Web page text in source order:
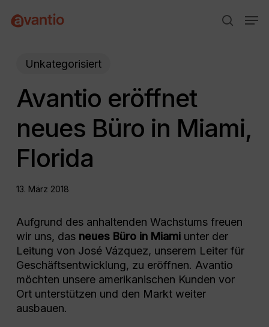
search
Unkategorisiert
Avantio eröffnet
neues Büro in Miami,
Florida
13. März 2018
Aufgrund des anhaltenden Wachstums freuen
wir uns, das neues Büro in Miamiunter der
Leitung von José Vázquez, unserem Leiter für
Geschäftsentwicklung, zu eröffnen. Avantio
möchten unsere amerikanischen Kunden vor
Ort unterstützen und den Markt weiter
ausbauen.